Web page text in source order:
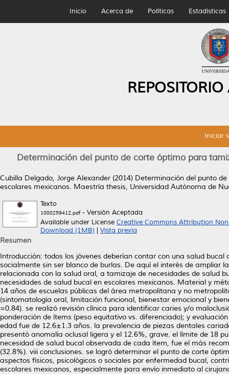
Inicio Acerca de Políticas Estadísticas
Iniciar
Determinación del punto de corte óptimo para
Cubilla Delgado, Jorge Alexander (2014) Determinación del punto
escolares mexicanos. Maestría thesis, Universidad Autónoma de
Texto
1080259412.pdf- Versión Aceptada
Available under License Creative Commons Attribution
Download (1MB)
Vista previa
Resumen
Introducción: todos los jóvenes deberían contar con una salud
socialmente sin ser blanco de burlas. De aquí el interés de ampliar
relacionada con la salud oral, a tamizaje de necesidades de salud
necesidades de salud bucal en escolares mexicanos. Material y
14 años de escuelas públicas del área metropolitana y no
(sintomatología oral, limitación funcional, bienestar emocional y
=0.84). se realizó revisión clínica para identificar caries y/o
ponderación de ítems (peso equitativo vs. diferenciado); y
edad fue de 12.6±1.3 años. la prevalencia de piezas dentales
presentó anomalía oclusal ligera y el 12.6%, grave. el límite de 18
necesidad de salud bucal observada de cada ítem, fue el más
(32.8%). viii conclusiones. se logró determinar el punto de corte
aspectos físicos, psicológicos o sociales por enfermedad bucal,
escolares mexicanos, especialmente para envío inmediato al